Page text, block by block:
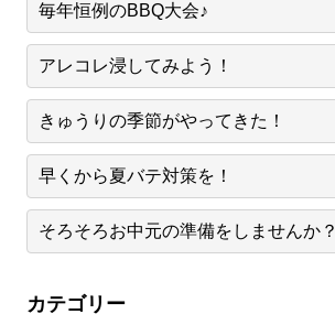
毎年恒例のBBQ大会♪
アレコレ浸してみよう！
きゅうりの季節がやってきた！
早くから夏バテ対策を！
そろそろお中元の準備をしませんか？
カテゴリー